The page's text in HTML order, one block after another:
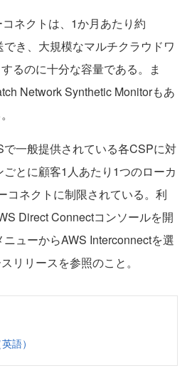
ネクトは、1か月あたり約
き、大規模なマルチクラウドワ
るのに十分な容量である。ま
Network Synthetic Monitorもあ
一般提供されている各CSPに対
とに顧客1人あたり1つのローカ
コネクトに制限されている。利
Direct Connectコンソールを開
ューからAWS Interconnectを選
リリースを参照のこと。
語）